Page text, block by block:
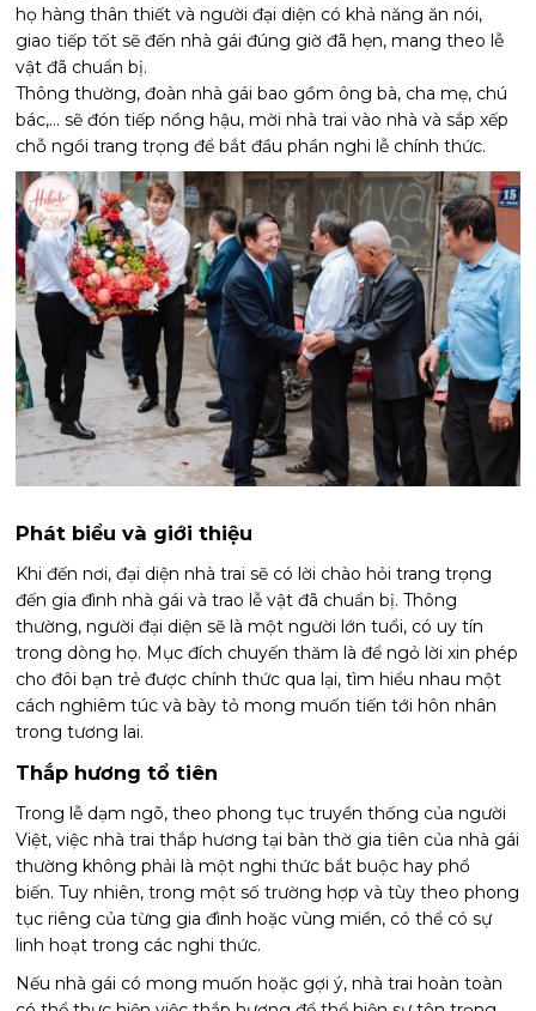
họ hàng thân thiết và người đại diện có khả năng ăn nói,
giao tiếp tốt sẽ đến nhà gái đúng giờ đã hẹn, mang theo lễ
vật đã chuẩn bị.
Thông thường, đoàn nhà gái bao gồm ông bà, cha mẹ, chú
bác,… sẽ đón tiếp nồng hậu, mời nhà trai vào nhà và sắp xếp
chỗ ngồi trang trọng để bắt đầu phần nghi lễ chính thức.
Phát biểu và giới thiệu
Khi đến nơi, đại diện nhà trai sẽ có lời chào hỏi trang trọng
đến gia đình nhà gái và trao lễ vật đã chuẩn bị. Thông
thường, người đại diện sẽ là một người lớn tuổi, có uy tín
trong dòng họ. Mục đích chuyến thăm là để ngỏ lời xin phép
cho đôi bạn trẻ được chính thức qua lại, tìm hiểu nhau một
cách nghiêm túc và bày tỏ mong muốn tiến tới hôn nhân
trong tương lai.
Thắp hương tổ tiên
Trong lễ dạm ngõ, theo phong tục truyền thống của người
Việt, việc nhà trai thắp hương tại bàn thờ gia tiên của nhà gái
thường không phải là một nghi thức bắt buộc hay phổ
biến. Tuy nhiên, trong một số trường hợp và tùy theo phong
tục riêng của từng gia đình hoặc vùng miền, có thể có sự
linh hoạt trong các nghi thức.
Nếu nhà gái có mong muốn hoặc gợi ý, nhà trai hoàn toàn